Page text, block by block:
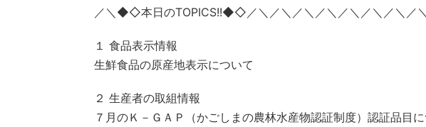
／＼◆◇本日のTOPICS!!◆◇／＼／＼／＼／＼／＼／＼／＼／＼
１ 食品表示情報
生鮮食品の原産地表示について
２ 生産者の取組情報
７月のＫ－ＧＡＰ（かごしまの農林水産物認証制度）認証品目